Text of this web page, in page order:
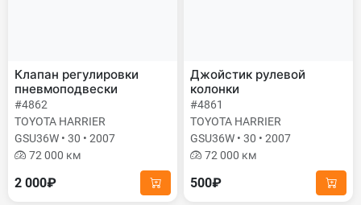
Клапан регулировки
пневмоподвески
#4862
TOYOTA HARRIER
GSU36W • 30 • 2007
72 000 км
2 000₽
Джойстик рулевой
колонки
#4861
TOYOTA HARRIER
GSU36W • 30 • 2007
72 000 км
500₽